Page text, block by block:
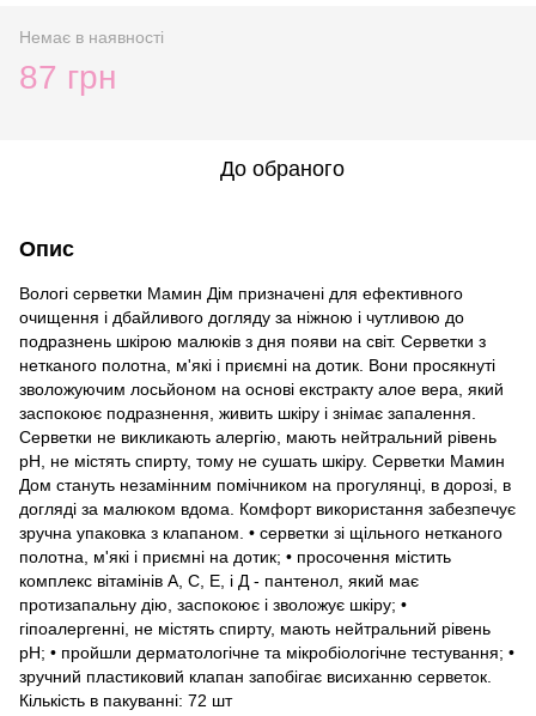
Немає в наявності
87 грн
До обраного
Опис
Вологі серветки Мамин Дім призначені для ефективного
очищення і дбайливого догляду за ніжною і чутливою до
подразнень шкірою малюків з дня появи на світ. Серветки з
нетканого полотна, м'які і приємні на дотик. Вони просякнуті
зволожуючим лосьйоном на основі екстракту алое вера, який
заспокоює подразнення, живить шкіру і знімає запалення.
Серветки не викликають алергію, мають нейтральний рівень
pH, не містять спирту, тому не сушать шкіру. Серветки Мамин
Дом стануть незамінним помічником на прогулянці, в дорозі, в
догляді за малюком вдома. Комфорт використання забезпечує
зручна упаковка з клапаном. • серветки зі щільного нетканого
полотна, м'які і приємні на дотик; • просочення містить
комплекс вітамінів А, С, Е, і Д - пантенол, який має
протизапальну дію, заспокоює і зволожує шкіру; •
гіпоалергенні, не містять спирту, мають нейтральний рівень
рН; • пройшли дерматологічне та мікробіологічне тестування; •
зручний пластиковий клапан запобігає висиханню серветок.
Кількість в пакуванні: 72 шт